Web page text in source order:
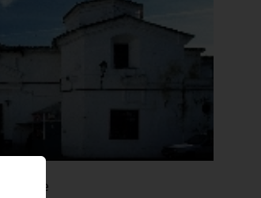
vicente